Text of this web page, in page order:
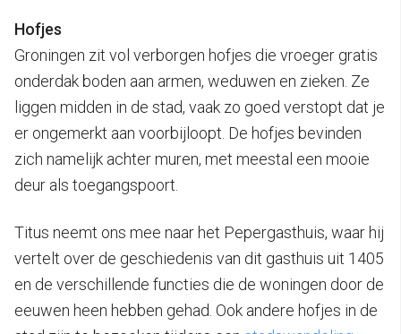
Hofjes
Groningen zit vol verborgen hofjes die vroeger gratis
onderdak boden aan armen, weduwen en zieken. Ze
liggen midden in de stad, vaak zo goed verstopt dat je
er ongemerkt aan voorbijloopt. De hofjes bevinden
zich namelijk achter muren, met meestal een mooie
deur als toegangspoort.
Titus neemt ons mee naar het Pepergasthuis, waar hij
vertelt over de geschiedenis van dit gasthuis uit 1405
en de verschillende functies die de woningen door de
eeuwen heen hebben gehad. Ook andere hofjes in de